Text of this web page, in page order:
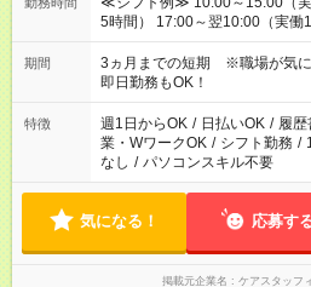
5時間） 17:00～翌10:00（実働15時間）な
働く時間は調整できます！ お
期間
3ヵ月までの短期 ※職場が気
即日勤務もOK！
特徴 週1日からOK / 日払いOK / 履歴
業・WワークOK / シフト勤務 /
なし / パソコンスキル不要
気になる！ 応募す
掲載元企業名 ケアスタッフ